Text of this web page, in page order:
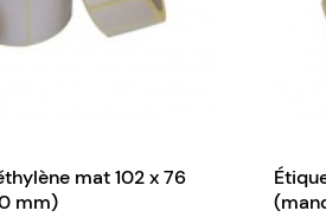
mat 102 x 76
mm)